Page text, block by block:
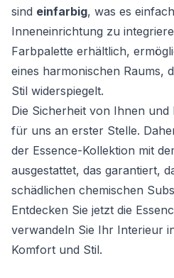
sind einfarbig, was es
Inneneinrichtung zu
Farbpalette erhältlich,
eines harmonischen Raums,
Stil widerspiegelt.
Die Sicherheit von Ihnen und
für uns an erster Stelle.
der Essence-Kollektion mit
ausgestattet, das garantiert,
schädlichen chemischen
Entdecken Sie jetzt die
verwandeln Sie Ihr Interieur
Komfort und Stil.